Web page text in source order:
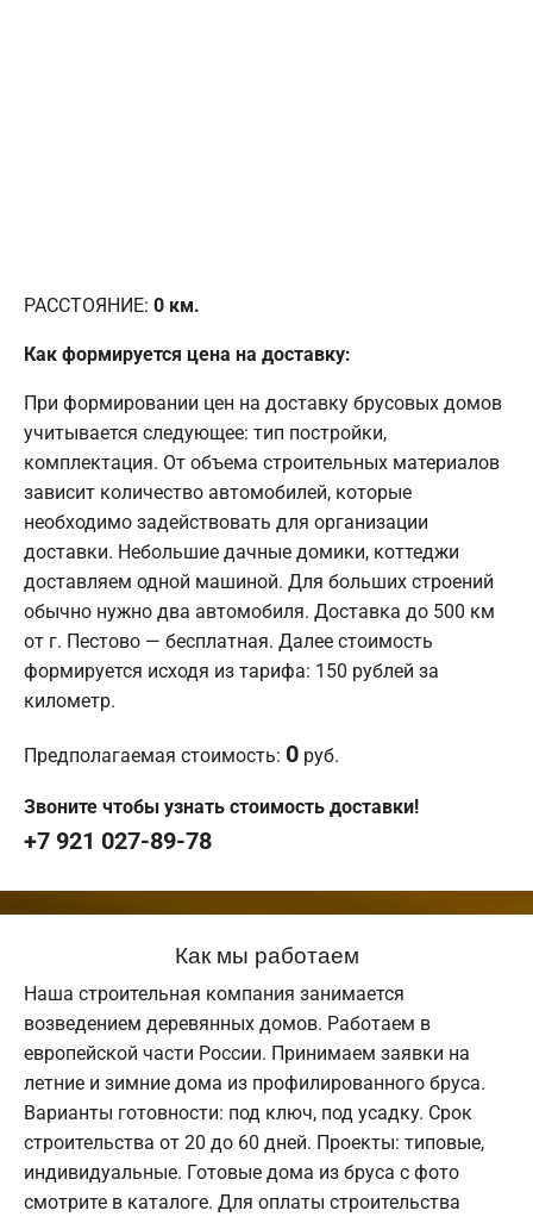
РАССТОЯНИЕ: 0 км.
Как формируется цена на доставку:
При формировании цен на доставку брусовых домов
учитывается следующее: тип постройки,
комплектация. От объема строительных материалов
зависит количество автомобилей, которые
необходимо задействовать для организации
доставки. Небольшие дачные домики, коттеджи
доставляем одной машиной. Для больших строений
обычно нужно два автомобиля. Доставка до 500 км
от г. Пестово — бесплатная. Далее стоимость
формируется исходя из тарифа: 150 рублей за
километр.
Предполагаемая стоимость: 0 руб.
Звоните чтобы узнать стоимость доставки!
+7 921 027-89-78
Как мы работаем
Наша строительная компания занимается
возведением деревянных домов. Работаем в
европейской части России. Принимаем заявки на
летние и зимние дома из профилированного бруса.
Варианты готовности: под ключ, под усадку. Срок
строительства от 20 до 60 дней. Проекты: типовые,
индивидуальные. Готовые дома из бруса с фото
смотрите в каталоге. Для оплаты строительства